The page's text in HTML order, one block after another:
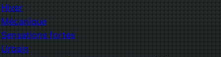
Hiver
Mécanique
Sensations fortes
Urbain